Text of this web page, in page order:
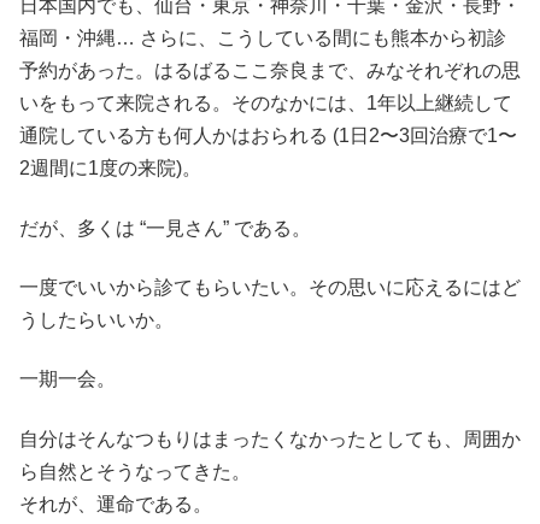
日本国内でも、仙台・東京・神奈川・千葉・金沢・長野・
福岡・沖縄… さらに、こうしている間にも熊本から初診
予約があった。はるばるここ奈良まで、みなそれぞれの思
いをもって来院される。そのなかには、1年以上継続して
通院している方も何人かはおられる (1日2〜3回治療で1〜
2週間に1度の来院)。
だが、多くは “一見さん” である。
一度でいいから診てもらいたい。その思いに応えるにはど
うしたらいいか。
一期一会。
自分はそんなつもりはまったくなかったとしても、周囲か
ら自然とそうなってきた。
それが、運命である。